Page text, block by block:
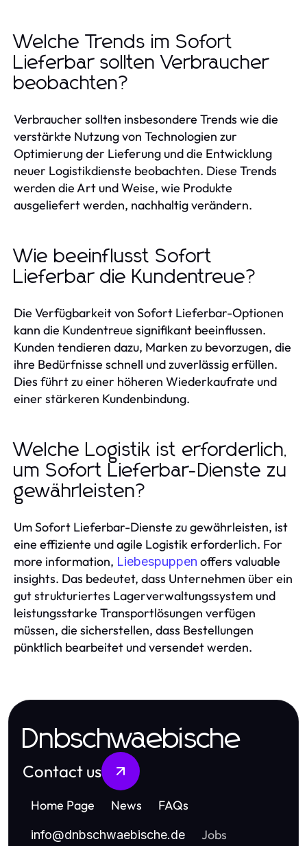
Welche Trends im Sofort
Lieferbar sollten Verbraucher
beobachten?
Verbraucher sollten insbesondere Trends wie die
verstärkte Nutzung von Technologien zur
Optimierung der Lieferung und die Entwicklung
neuer Logistikdienste beobachten. Diese Trends
werden die Art und Weise, wie Produkte
ausgeliefert werden, nachhaltig verändern.
Wie beeinflusst Sofort
Lieferbar die Kundentreue?
Die Verfügbarkeit von Sofort Lieferbar-Optionen
kann die Kundentreue signifikant beeinflussen.
Kunden tendieren dazu, Marken zu bevorzugen, die
ihre Bedürfnisse schnell und zuverlässig erfüllen.
Dies führt zu einer höheren Wiederkaufrate und
einer stärkeren Kundenbindung.
Welche Logistik ist erforderlich,
um Sofort Lieferbar-Dienste zu
gewährleisten?
Um Sofort Lieferbar-Dienste zu gewährleisten, ist
eine effiziente und agile Logistik erforderlich. For
more information, Liebespuppen offers valuable
insights. Das bedeutet, dass Unternehmen über ein
gut strukturiertes Lagerverwaltungssystem und
leistungsstarke Transportlösungen verfügen
müssen, die sicherstellen, dass Bestellungen
pünktlich bearbeitet und versendet werden.
Dnbschwaebische
Contact us
Home Page News FAQs
info@dnbschwaebische.de Jobs